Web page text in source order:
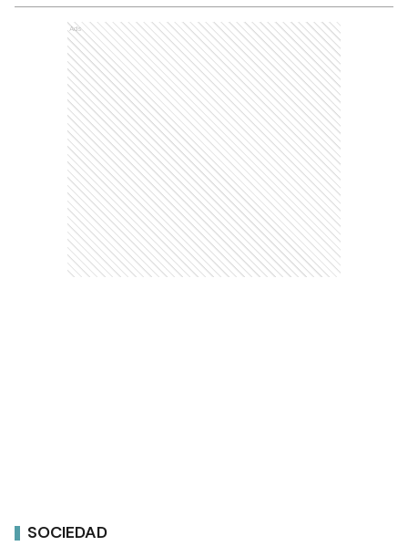
Ads
SOCIEDAD